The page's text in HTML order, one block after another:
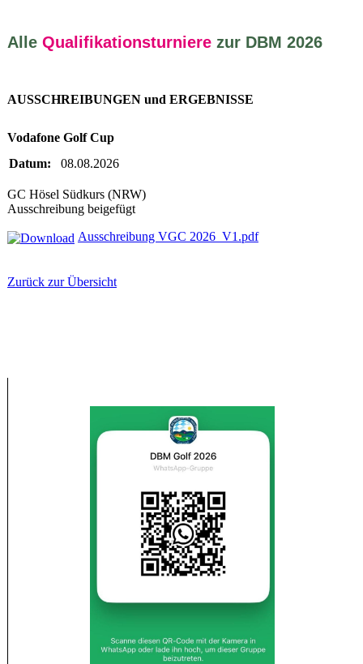
Alle Qualifikationsturnierezur DBM 2026
AUSSCHREIBUNGEN und ERGEBNISSE
Vodafone Golf Cup
Datum:
08.08.2026
GC Hösel Südkurs (NRW)
Ausschreibung beigefügt
Ausschreibung VGC 2026_V1.pdf
Zurück zur Übersicht